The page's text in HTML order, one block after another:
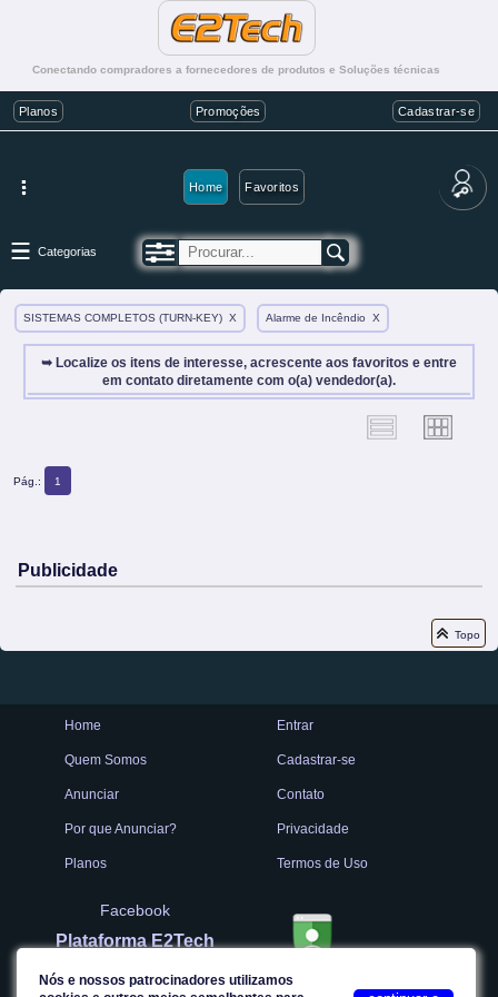
Nós e nossos patrocinadores utilizamos
Conectando compradores a fornecedores de produtos e Soluções técnicas
Planos Promoções Cadastrar-se
Home Favoritos
Categorias
SISTEMAS COMPLETOS (TURN-KEY) X Alarme de Incêndio X
➥ Localize os itens de interesse, acrescente aos favoritos e entre
em contato diretamente com o(a) vendedor(a).
Pág.: 1
Publicidade
Topo
Home
Quem Somos
Anunciar
Por que Anunciar?
Planos
Facebook
Plataforma E2Tech
Entrar
Cadastrar-se
Contato
Privacidade
Termos de Uso